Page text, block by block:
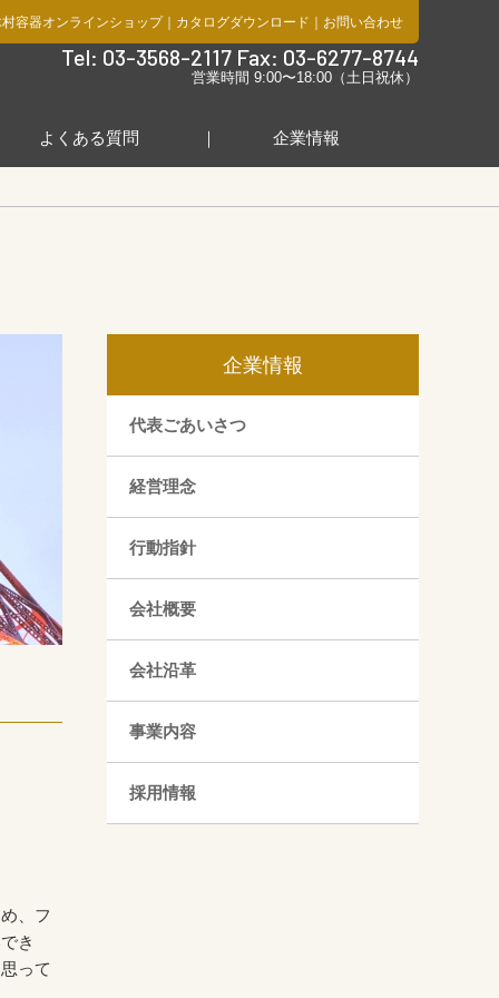
容器オンラインショップ｜ カタログダウンロード ｜ お問い合わせ
Tel: 03-3568-2117 Fax: 03-6277-8744
営業時間 9:00〜18:00（土日祝休）
よくある質問 企業情報
、フ
き
って
企業情報
代表ごあいさつ
経営理念
行動指針
会社概要
会社沿革
事業内容
採用情報